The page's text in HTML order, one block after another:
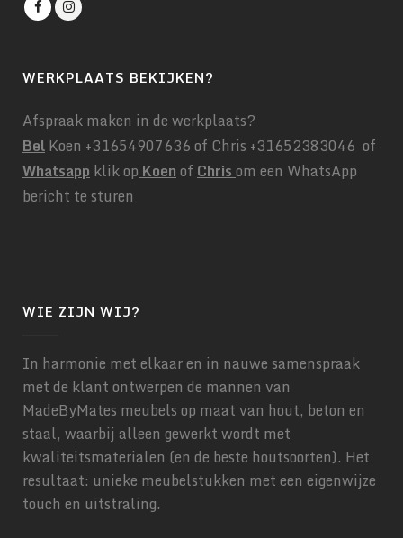
WERKPLAATS BEKIJKEN?
Afspraak maken in de werkplaats?
BelKoen +31654907636 of Chris +31652383046 of
Whatsappklik opKoenofChrisom een WhatsApp
bericht te sturen
WIE ZIJN WIJ?
In harmonie met elkaar en in nauwe samenspraak
met de klant ontwerpen de mannen van
MadeByMates meubels op maat van hout, beton en
staal, waarbij alleen gewerkt wordt met
kwaliteitsmaterialen (en de beste houtsoorten). Het
resultaat: unieke meubelstukken met een eigenwijze
touch en uitstraling.